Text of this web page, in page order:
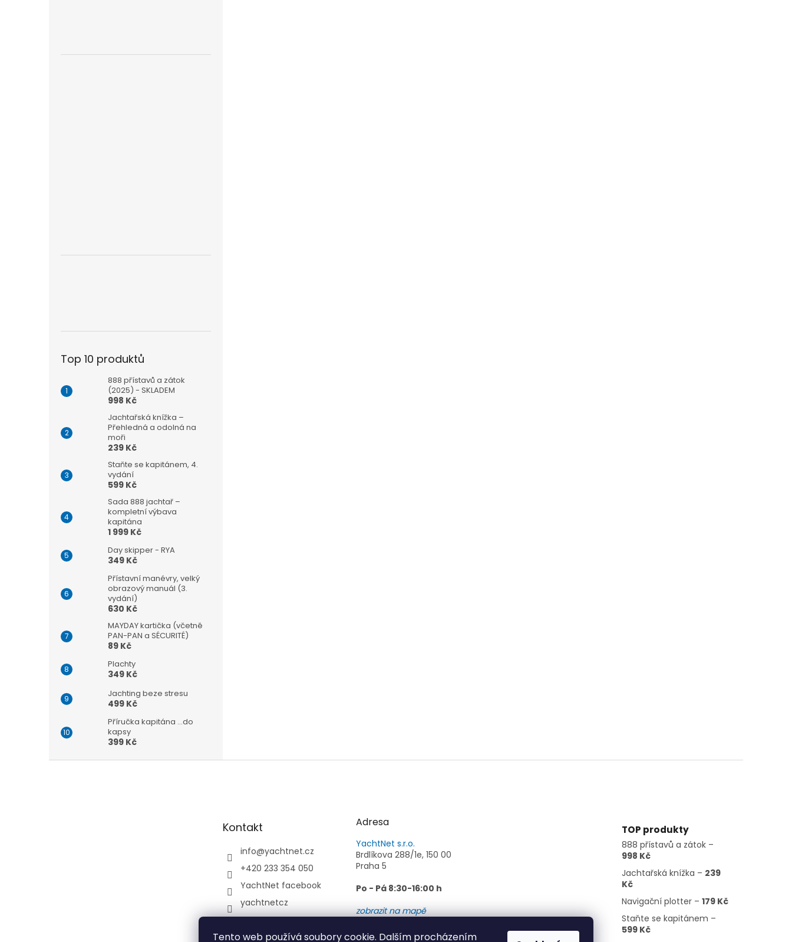
Tento web používá soubory cookie. Dalším procházením
Top 10 produktů
888 přístavů a zátok
(2025) - SKLADEM
998 Kč
Jachtařská knížka –
Přehledná a odolná na
moři
239 Kč
Staňte se kapitánem, 4.
vydání
599 Kč
Sada 888 jachtař –
kompletní výbava
kapitána
1 999 Kč
Day skipper - RYA
349 Kč
Přístavní manévry, velký
obrazový manuál (3.
vydání)
630 Kč
MAYDAY kartička (včetně
PAN-PAN a SÉCURITÉ)
89 Kč
Plachty
349 Kč
Jachting beze stresu
499 Kč
Příručka kapitána ...do
kapsy
399 Kč
Kontakt
info@yachtnet.cz
+420 233 354 050
YachtNet facebook
yachtnetcz
Adresa
YachtNet s.r.o.
Brdlíkova 288/1e, 150 00
Praha 5
Po - Pá 8:30-16:00 h
zobrazit na mapě
TOP produkty
888 přístavů a zátok –
998 Kč
Jachtařská knížka – 239
Kč
Navigační plotter –179 Kč
Staňte se kapitánem –
599 Kč